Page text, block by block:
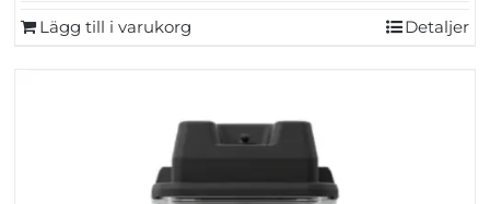
Lägg till i varukorg Detaljer